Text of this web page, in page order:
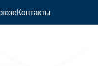
Контакты